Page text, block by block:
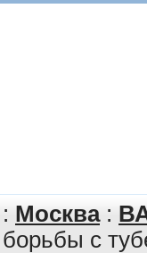
: Москва:
борьбы с